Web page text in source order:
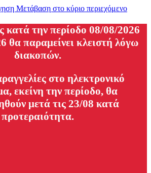
Μετάβαση στο κύριο περιεχόμενο
κατά την περίοδο 08/08/2026
θα παραμείνει κλειστή λόγω
διακοπών.
στο ηλεκτρονικό
εκείνη την περίοδο, θα
μετά τις 23/08 κατά
προτεραιότητα.